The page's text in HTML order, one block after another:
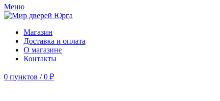
Меню
Магазин
Доставка и оплата
О магазине
Контакты
0 пунктов / 0 ₽